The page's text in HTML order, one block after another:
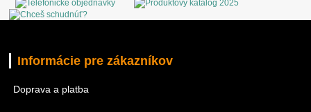
Informácie pre zákazníkov
Doprava a platba